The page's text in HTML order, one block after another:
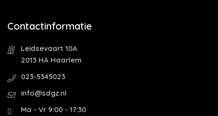
Contactinformatie
Leidsevaart 10A
2013 HA Haarlem
023-5345023
info@sdgz.nl
Ma - Vr 9:00 - 17:30